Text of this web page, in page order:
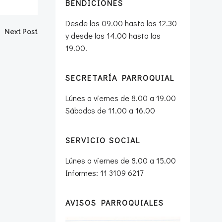
Next Post
BENDICIONES
Desde las 09.00 hasta las 12.30
y desde las 14.00 hasta las
19.00.
SECRETARÍA PARROQUIAL
Lúnes a viernes de 8.00 a 19.00
Sábados de 11.00 a 16.00
SERVICIO SOCIAL
Lúnes a viernes de 8.00 a 15.00
Informes: 11 3109 6217
AVISOS PARROQUIALES